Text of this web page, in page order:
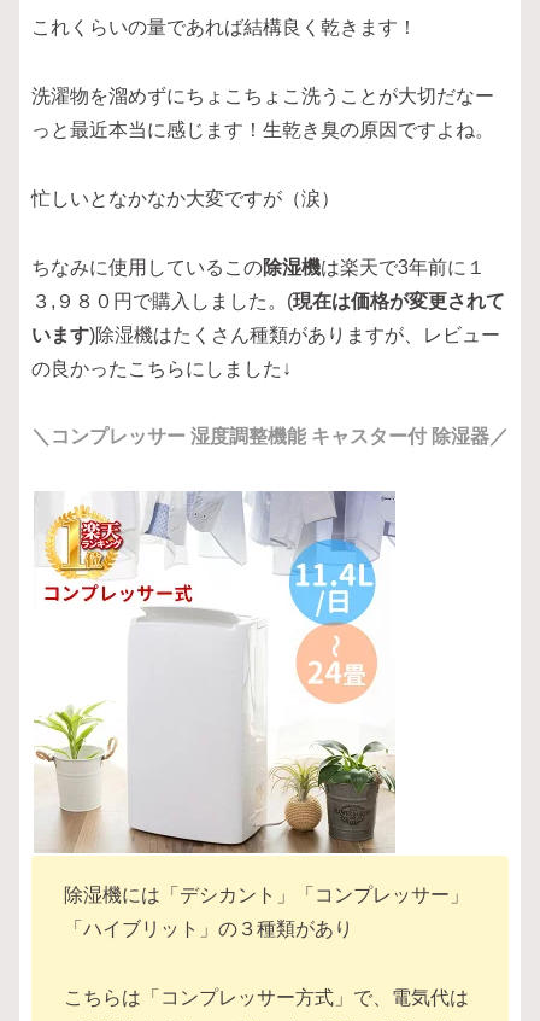
これくらいの量であれば結構良く乾きます！
洗濯物を溜めずにちょこちょこ洗うことが大切だなー
っと最近本当に感じます！生乾き臭の原因ですよね。
忙しいとなかなか大変ですが（涙）
ちなみに使用しているこの除湿機は楽天で3年前に１
３,９８０円で購入しました。(現在は価格が変更されて
います)除湿機はたくさん種類がありますが、レビュー
の良かったこちらにしました↓
＼コンプレッサー 湿度調整機能 キャスター付 除湿器／
除湿機には「デシカント」「コンプレッサー」
「ハイブリット」の３種類があり
こちらは「コンプレッサー方式」で、電気代は